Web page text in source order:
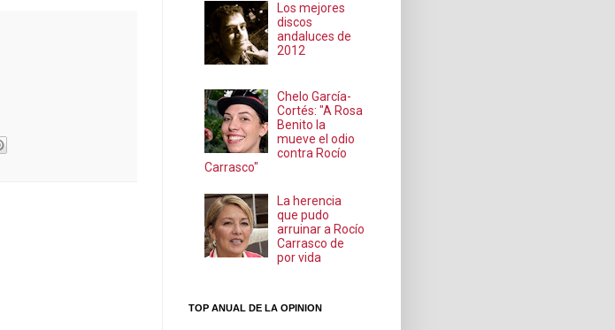
Los mejores
discos
andaluces de
2012
Chelo García-
Cortés: "A Rosa
Benito la
mueve el odio
contra Rocío
Carrasco"
La herencia
que pudo
arruinar a Rocío
Carrasco de
por vida
TOP ANUAL DE LA OPINION